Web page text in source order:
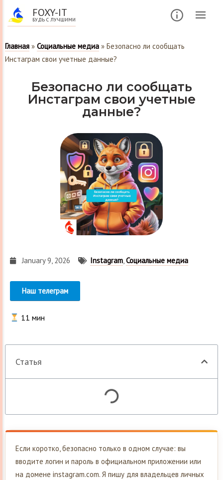
FOXY-IT
БУДЬ С ЛУЧШИМИ
Главная » Социальные медиа » Безопасно ли сообщать
Инстаграм свои учетные данные?
Безопасно ли сообщать
Инстаграм свои учетные
данные?
January 9, 2026 Instagram,Социальные медиа
Наш телеграм
11 мин
Статья
Если коротко, безопасно только в одном случае: вы
вводите логин и пароль в официальном приложении или
на домене instagram.com. Я пишу для владельцев личных